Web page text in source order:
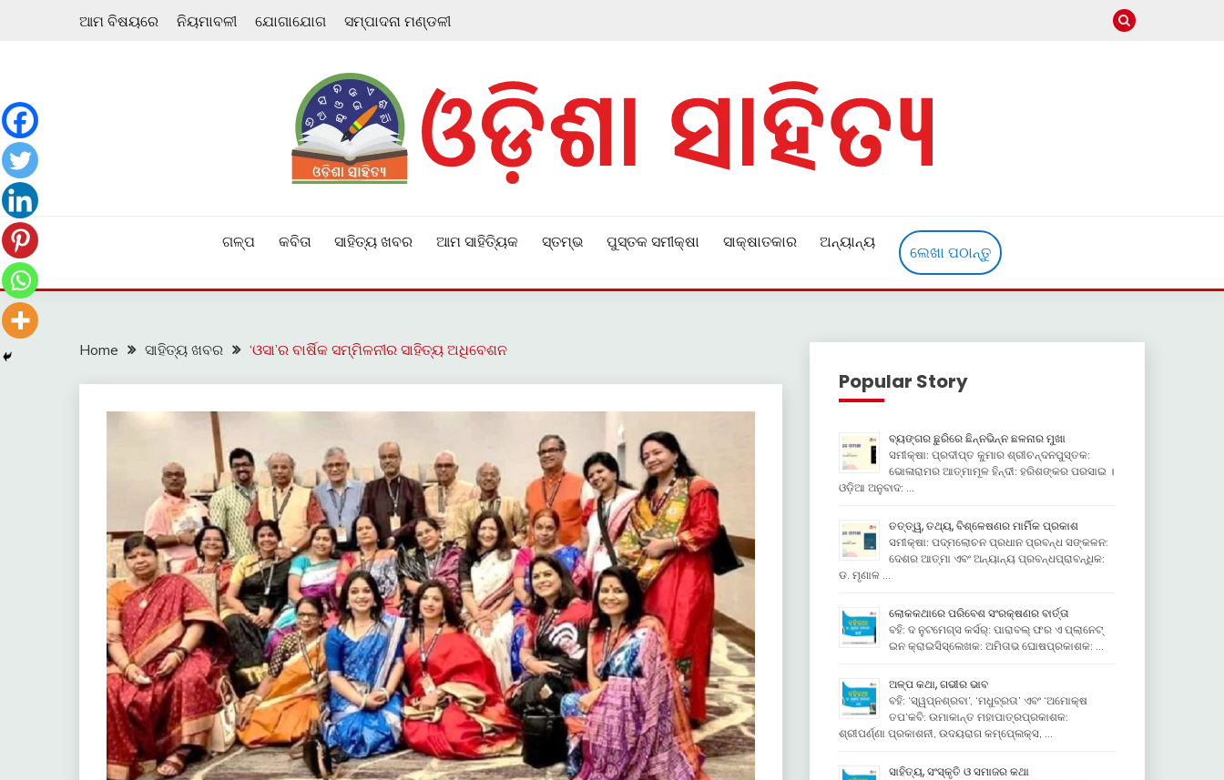
ଆମ ବିଷୟରେ ନିୟମାବଳୀ ଯୋଗାଯୋଗ ସମ୍ପାଦନା ମଣ୍ଡଳୀ
ଗଳ୍ପ କବିତା ସାହିତ୍ୟ ଖବର ଆମ ସାହିତ୍ୟିକ ସ୍ତମ୍ଭ ପୁସ୍ତକ ସମୀକ୍ଷା ସାକ୍ଷାତକାର ଅନ୍ୟାନ୍ୟ
ଲେଖା ପଠାନ୍ତୁ
Home ସାହିତ୍ୟ ଖବର ‘ଓସା’ର ବାର୍ଷିକ ସମ୍ମିଳନୀର ସାହିତ୍ୟ ଅଧିବେଶନ
Popular Story
ବ୍ୟଙ୍ଗର ଛୁରିରେ ଛିନ୍ନଭିନ୍ନ ଛଳନାର ମୁଖା
ସମୀକ୍ଷା: ପ୍ରଦୀପ୍ତ କୁମାର ଶ୍ରୀଚନ୍ଦନପୁସ୍ତକ:
ଭୋଳାରାମର ଆତ୍ମାମୂଳ ହିନ୍ଦୀ: ହରିଶଙ୍କର ପରସାଇ ।
ଓଡ଼ିଆ ଅନୁବାଦ: …
ତତ୍ତ୍ୱ, ତଥ୍ୟ, ବିଶ୍ଳେଷଣର ମାର୍ମିକ ପ୍ରକାଶ
ସମୀକ୍ଷା: ପଦ୍ମଲୋଚନ ପ୍ରଧାନ ପ୍ରବନ୍ଧ ସଙ୍କଳନ:
ଦେଶର ଆତ୍ମା ଏବଂ ଅନ୍ୟାନ୍ୟ ପ୍ରବନ୍ଧପ୍ରାବନ୍ଧିକ:
ଡ. ମୃଣାଳ …
ଲୋକକଥାରେ ପରିବେଶ ସଂରକ୍ଷଣର ବାର୍ତ୍ତା
ବହି: ଦ ନୁଟମେଗ୍ସ କର୍ସର୍: ପାରାବଲ୍ ଫର ଏ ପ୍ଲାନେଟ୍
ଇନ କ୍ରାଇସିସ୍ଲେଖକ: ଅମିତାଭ ଘୋଷପ୍ରକାଶକ: …
ଅଳ୍ପ କଥା, ଗଭୀର ଭାବ
ବହି: ‘ସ୍ୱପ୍ନଶ୍ରବା’, ‘ମଧୁବ୍ରତା’ ଏବଂ ‘ଅମୋକ୍ଷ
ତପ’କବି: ଉମାକାନ୍ତ ମହାପାତ୍ରପ୍ରକାଶକ:
ଶ୍ରୀପର୍ଣ୍ଣା ପ୍ରକାଶନୀ, ଉଦୟରାଗ କମ୍ପେ୍ଲକ୍ସ, …
ସାହିତ୍ୟ, ସଂସ୍କୃତି ଓ ସମାଜର କଥା